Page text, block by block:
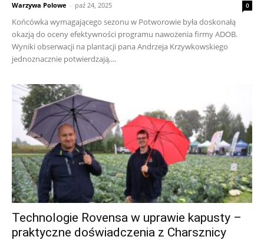
Warzywa Polowe - paź 24, 2025 0
Końcówka wymagającego sezonu w Potworowie była doskonałą
okazją do oceny efektywności programu nawożenia firmy ADOB.
Wyniki obserwacji na plantacji pana Andrzeja Krzywkowskiego
jednoznacznie potwierdzają,...
Technologie Rovensa w uprawie kapusty –
praktyczne doświadczenia z Charsznicy